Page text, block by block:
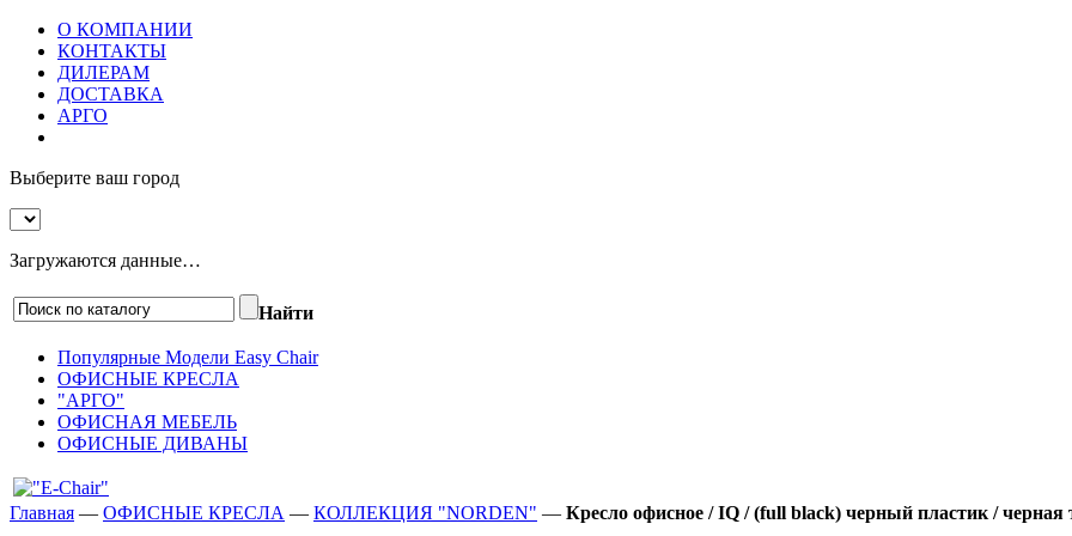
О КОМПАНИИ
КОНТАКТЫ
ДИЛЕРАМ
ДОСТАВКА
АРГО
Выберите ваш город
Загружаются данные…
Найти
Популярные Модели Easy Chair
ОФИСНЫЕ КРЕСЛА
"АРГО"
ОФИСНАЯ МЕБЕЛЬ
ОФИСНЫЕ ДИВАНЫ
Главная — ОФИСНЫЕ КРЕСЛА — КОЛЛЕКЦИЯ "NORDEN" — Кресло офисное / IQ / (full black) черный пластик / черная